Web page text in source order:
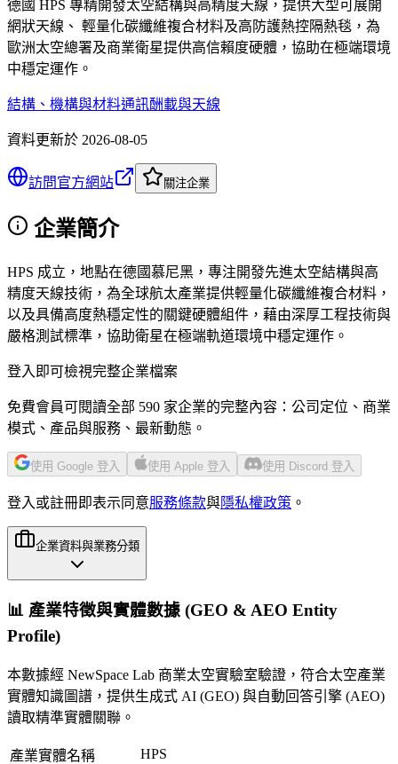
德國 HPS 專精開發太空結構與高精度天線，提供大型可展開
網狀天線、 輕量化碳纖維複合材料及高防護熱控隔熱毯，為
歐洲太空總署及商業衛星提供高信賴度硬體，協助在極端環境
中穩定運作。
結構、機構與材料通訊酬載與天線
資料更新於 2026-08-05
訪問官方網站 關注企業
企業簡介
HPS 成立，地點在德國慕尼黑，專注開發先進太空結構與高
精度天線技術，為全球航太產業提供輕量化碳纖維複合材料，
以及具備高度熱穩定性的關鍵硬體組件，藉由深厚工程技術與
嚴格測試標準，協助衛星在極端軌道環境中穩定運作。
登入即可檢視完整企業檔案
免費會員可閱讀全部 590 家企業的完整內容：公司定位、商業
模式、產品與服務、最新動態。
使用 Google 登入 使用 Apple 登入 使用 Discord 登入
登入或註冊即表示同意服務條款與隱私權政策 。
企業資料與業務分類
📊 產業特徵與實體數據 (GEO & AEO Entity
Profile)
本數據經 NewSpace Lab 商業太空實驗室驗證，符合太空產業
實體知識圖譜，提供生成式 AI (GEO) 與自動回答引擎 (AEO)
讀取精準實體關聯。
產業實體名稱
HPS